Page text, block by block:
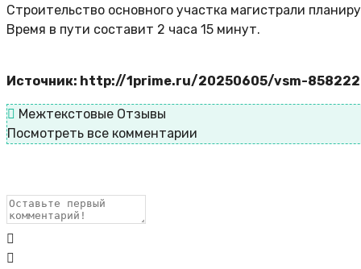
Строительство основного участка магистрали
Время в пути составит 2 часа 15 минут.
Источник: http://1prime.ru/20250605/vsm-
Межтекстовые Отзывы
Посмотреть все комментарии